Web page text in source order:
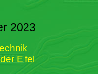
2023
Eifel